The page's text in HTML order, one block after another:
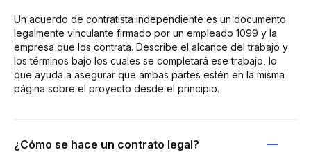
Un acuerdo de contratista independiente es un documento
legalmente vinculante firmado por un empleado 1099 y la
empresa que los contrata. Describe el alcance del trabajo y
los términos bajo los cuales se completará ese trabajo, lo
que ayuda a asegurar que ambas partes estén en la misma
página sobre el proyecto desde el principio.
¿Cómo se hace un contrato legal?